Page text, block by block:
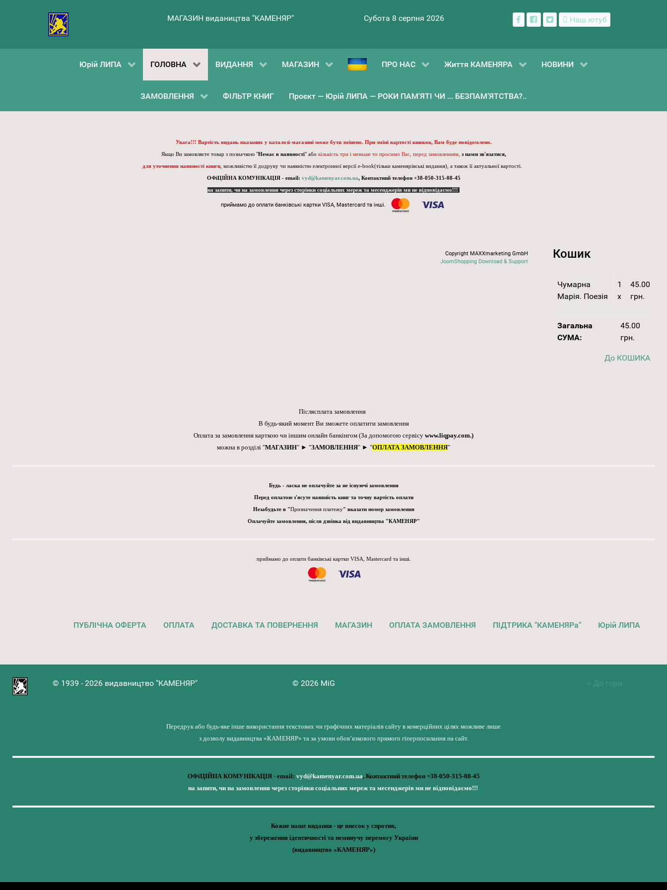
МАГАЗИН видаництва "КАМЕНЯР" Субота 8 серпня 2026 Наш ютуб
Юрій ЛИПА ГОЛОВНА ВИДАННЯ МАГАЗИН ПРО НАС Життя КАМЕНЯРА НОВИНИ
ЗАМОВЛЕННЯ ФІЛЬТР КНИГ Проєкт — Юрій ЛИПА — РОКИ ПАМ'ЯТІ ЧИ ... БЕЗПАМ’ЯТСТВА?..
Увага!!! Вартість видань вказаних у каталозі-магазині може бути змінено. При зміні вартості книжок, Вам буде повідомлено.
Якщо Ви замовляєте товар з позначкою "Немає в наявності" або кількість три і меньше то просимо Вас, перед замовленням, з нами зв'язатися,
для уточнення наявності книги, можливістю її додруку чи наявністю електронної версії e-book(тільки каменярівські видання), а також її актуальної вартості.
ОФіЦІЙНА КОМУНІКАЦІЯ - email: vyd@kamenyar.com.ua, Контактний телефон +38-050-315-08-45
на запити, чи на замовлення через сторінки соціальних мереж та месенджерів ми не відповідаємо!!!
приймамо до оплати банківські картки VISA, Mastercard та інші.
Copyright MAXXmarketing GmbH
JoomShopping Download & Support
Кошик
Чумарна
Марія. Поезія
1
x
45.00
грн.
Загальна
СУМА:
45.00
грн.
До КОШИКА
Післясплата замовлення
В будь-який момент Ви зможете оплатити замовлення
Оплата за замовлення карткою чи іншим онлайн банкінгом (За допомогою сервісу www.liqpay.com.)
можна в розділі "МАГАЗИН" ► "ЗАМОВЛЕННЯ" ► "ОПЛАТА ЗАМОВЛЕННЯ"
Будь - ласка не оплачуйте за не існуючі замовлення
Перед оплатою з'ясуте наявність книг та точну вартість оплати
Незабудьте в "Призначення платежу" вказати номер замовлення
Оплачуйте замовлення, після дзвінка від видавництва "КАМЕНЯР"
приймамо до оплати банківські картки VISA, Mastercard та інші.
ПУБЛІЧНА ОФЕРТА ОПЛАТА ДОСТАВКА ТА ПОВЕРНЕННЯ МАГАЗИН ОПЛАТА ЗАМОВЛЕННЯ ПІДТРИКА "КАМЕНЯРа" Юрій ЛИПА
© 1939 - 2026 видавництво "КАМЕНЯР" © 2026 MiG До гори
Передрук або будь-яке інше використання текстових чи графічних матеріалів сайту в комерційних цілях можливе лише
з дозволу видавництва «КАМЕНЯР» та за умови обов’язкового прямого гіперпосилання на сайт.
ОФіЦІЙНА КОМУНІКАЦІЯ - email: vyd@kamenyar.com.ua, Контактний телефон +38-050-315-08-45
на запити, чи на замовлення через сторінки соціальних мереж та месенджерів ми не відповідаємо!!!
Кожне наше видання - це внесок у спротив,
у збереження ідентичності та неминучу перемогу України
(видавництво «КАМЕНЯР»)